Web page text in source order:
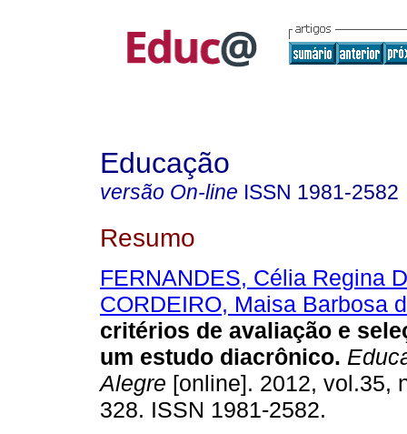
Educação
versão On-line ISSN 1981-2582
Resumo
FERNANDES, Célia Regina
CORDEIRO, Maisa Barbosa
critérios de avaliação e
um estudo diacrônico.
Alegre [online]. 2012, vol.35,
328. ISSN 1981-2582.